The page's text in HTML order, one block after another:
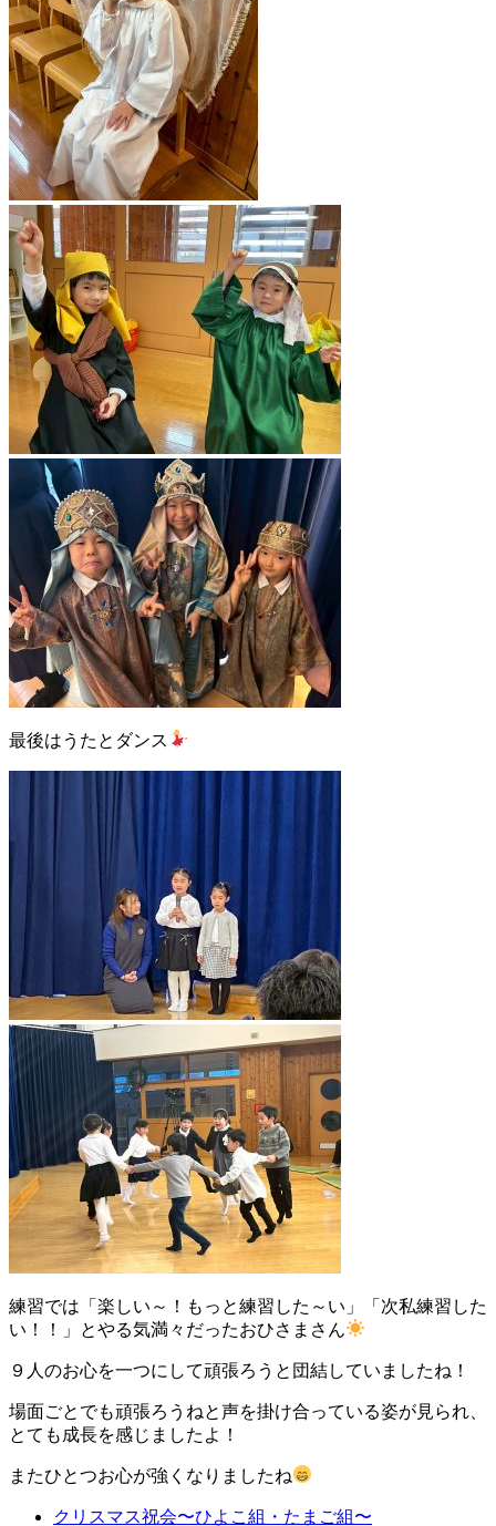
最後はうたとダンス
練習では「楽しい～！もっと練習した～い」「次私練習した
い！！」とやる気満々だったおひさまさん
９人のお心を一つにして頑張ろうと団結していましたね！
場面ごとでも頑張ろうねと声を掛け合っている姿が見られ、
とても成長を感じましたよ！
またひとつお心が強くなりましたね
クリスマス祝会〜ひよこ組・たまご組〜